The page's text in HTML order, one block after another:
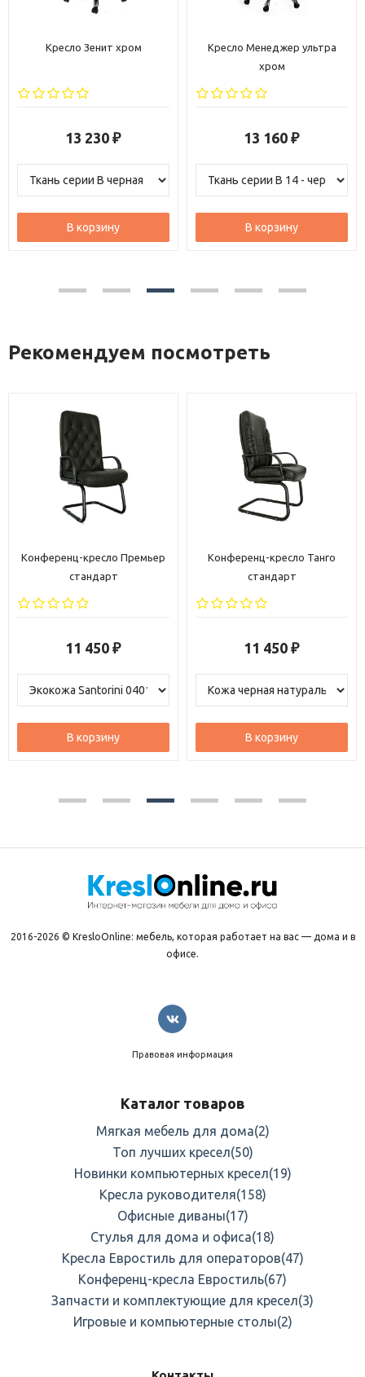
Кресло Зенит хром
13 230 ₽
В корзину
Кресло Менеджер ультра
хром
13 160 ₽
В корзину
Рекомендуем посмотреть
Конференц-кресло Премьер
стандарт
11 450 ₽
В корзину
Конференц-кресло Танго
стандарт
11 450 ₽
В корзину
2016-2026 © KresloOnline: мебель, которая работает на вас — дома и в
офисе.
Правовая информация
Каталог товаров
Мягкая мебель для дома(2)
Топ лучших кресел(50)
Новинки компьютерных кресел(19)
Кресла руководителя(158)
Офисные диваны(17)
Стулья для дома и офиса(18)
Кресла Евростиль для операторов(47)
Конференц-кресла Евростиль(67)
Запчасти и комплектующие для кресел(3)
Игровые и компьютерные столы(2)